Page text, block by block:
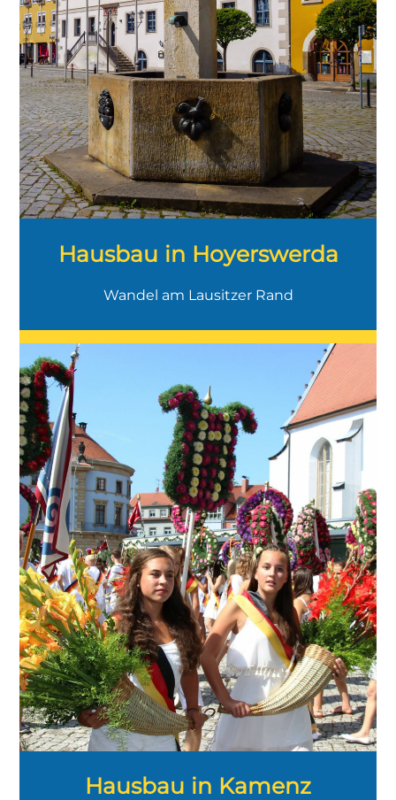
Hausbau in Hoyerswerda
Wandel am Lausitzer Rand
Hausbau in Kamenz
Charmante Kleinstadt mit barocker
Architektur, engen Gassen und einem
modernen Lebensgefühl.